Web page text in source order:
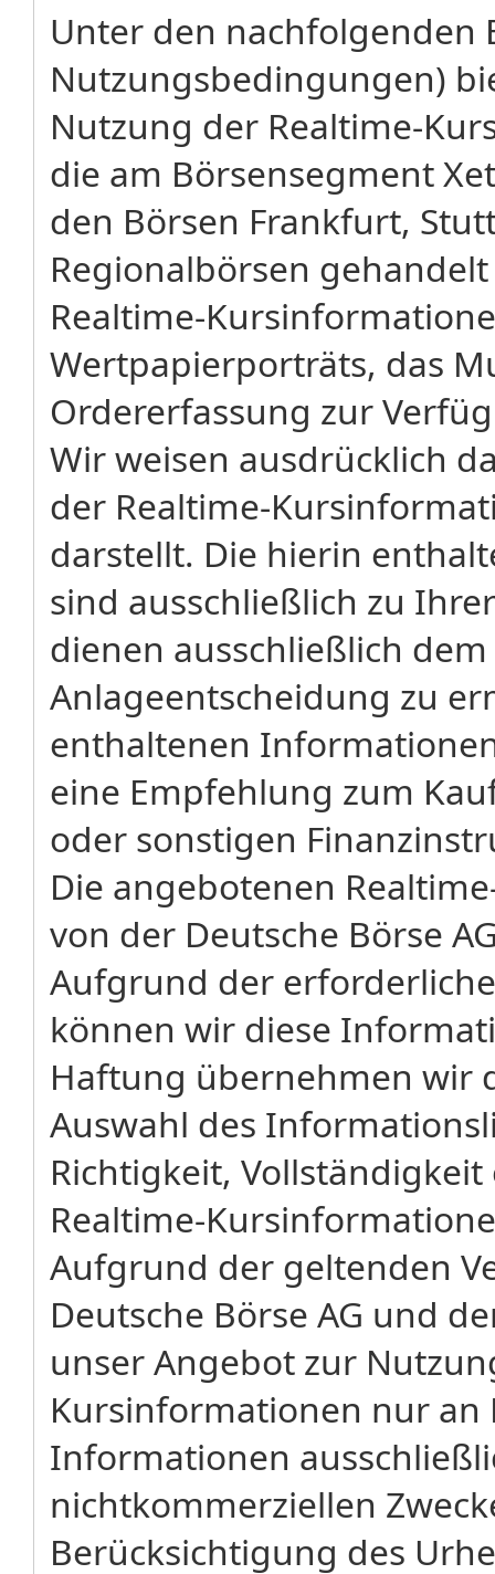
Unter den nachfolgenden
Nutzungsbedingungen)
Nutzung der Realtime-
die am Börsensegment
den Börsen Frankfurt,
Regionalbörsen
Realtime-
Wertpapierporträts, das
Ordererfassung zur
Wir weisen ausdrücklich
der Realtime-
darstellt. Die hierin
sind ausschließlich zu
dienen ausschließlich
Anlageentscheidung zu
enthaltenen
eine Empfehlung zum
oder sonstigen
Die angebotenen
von der Deutsche Börse
Aufgrund der
können wir diese
Haftung übernehmen wir
Auswahl des
Richtigkeit,
Realtime-
Aufgrund der geltenden
Deutsche Börse AG und
unser Angebot zur
Kursinformationen nur an
Informationen
nichtkommerziellen
Berücksichtigung des